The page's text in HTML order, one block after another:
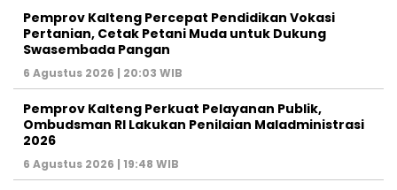
Pemprov Kalteng Percepat Pendidikan Vokasi
Pertanian, Cetak Petani Muda untuk Dukung
Swasembada Pangan
6 Agustus 2026 | 20:03 WIB
Pemprov Kalteng Perkuat Pelayanan Publik,
Ombudsman RI Lakukan Penilaian Maladministrasi
2026
6 Agustus 2026 | 19:48 WIB